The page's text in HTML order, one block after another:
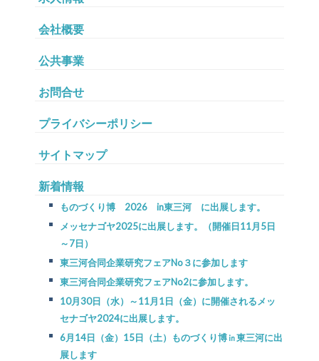
会社概要
公共事業
お問合せ
プライバシーポリシー
サイトマップ
新着情報
ものづくり博 2026 in東三河 に出展します。
メッセナゴヤ2025に出展します。（開催日11月5日
～7日）
東三河合同企業研究フェアNo３に参加します
東三河合同企業研究フェアNo2に参加します。
10月30日（水）～11月1日（金）に開催されるメッ
セナゴヤ2024に出展します。
6月14日（金）15日（土）ものづくり博㏌東三河に出
展します